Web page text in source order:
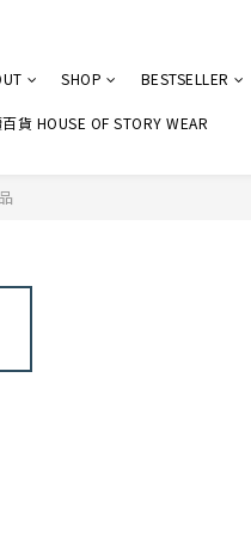
SHOP BESTSELLER
貨 HOUSE OF STORY WEAR